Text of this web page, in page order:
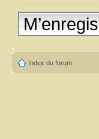
Index du forum